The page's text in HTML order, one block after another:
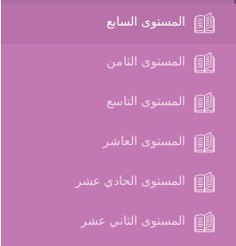
المستوى السابع
المستوى الثامن
المستوى التاسع
المستوى العاشر
المستوى الحادي عشر
المستوى الثاني عشر